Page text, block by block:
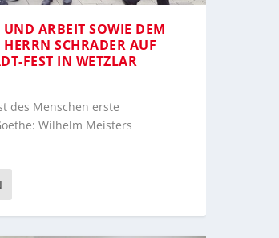
ARBEIT SOWIE DEM
SCHRADER AUF
FEST IN WETZLAR
des Menschen erste
Wilhelm Meisters